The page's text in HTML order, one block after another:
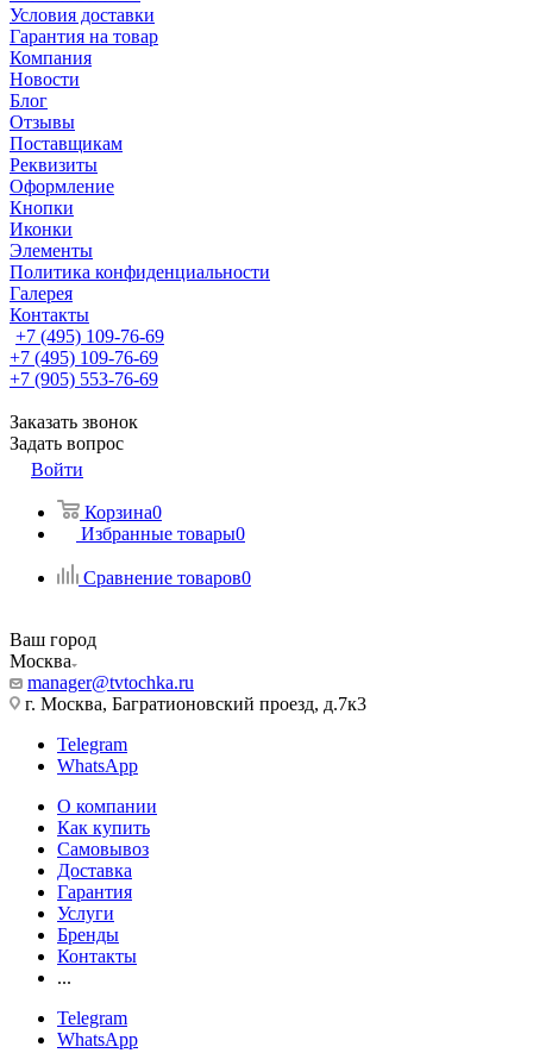
Условия доставки
Гарантия на товар
Компания
Новости
Блог
Отзывы
Поставщикам
Реквизиты
Оформление
Кнопки
Иконки
Элементы
Политика конфиденциальности
Галерея
Контакты
+7 (495) 109-76-69
+7 (495) 109-76-69
+7 (905) 553-76-69
Заказать звонок
Задать вопрос
Войти
Корзина0
Избранные товары0
Сравнение товаров0
Ваш город
Москва
manager@tvtochka.ru
г. Москва, Багратионовский проезд, д.7к3
Telegram
WhatsApp
О компании
Как купить
Самовывоз
Доставка
Гарантия
Услуги
Бренды
Контакты
...
Telegram
WhatsApp